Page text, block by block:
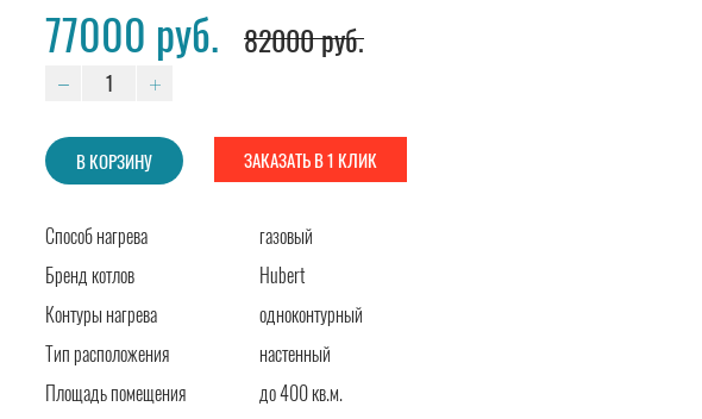
77000 руб. 82000 руб.
В КОРЗИНУ ЗАКАЗАТЬ В 1 КЛИК
Способ нагрева
газовый
Бренд котлов
Hubert
Контуры нагрева
одноконтурный
Тип расположения
настенный
Площадь помещения
до 400 кв.м.